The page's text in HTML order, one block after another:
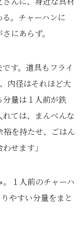
。チャーハンに
にあらず。
す。道具もフライ
内径はそれほど大
量は１人前が鉄
ては、まんべんな
裕を持たせ、ごはん
せます」
１人前のチャーハ
やすい分量をまと